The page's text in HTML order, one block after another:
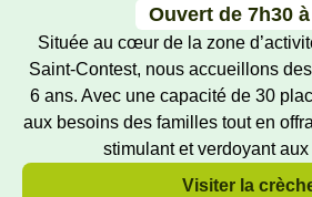
F.A.Q
Ouvert de 7h30
Située au cœur de la zone
Saint-Contest, nous accueillons
6 ans. Avec une capacité de 30
aux besoins des familles tout en
stimulant et verdoyant aux
Visiter la